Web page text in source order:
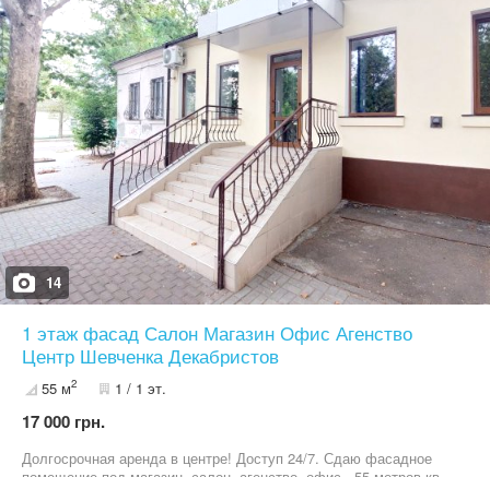
14
1 этаж фасад Салон Магазин Офис Агенство
Центр Шевченка Декабристов
55 м2 1 / 1 эт.
17 000 грн.
Долгосрочная аренда в центре! Доступ 24/7. Сдаю фасадное